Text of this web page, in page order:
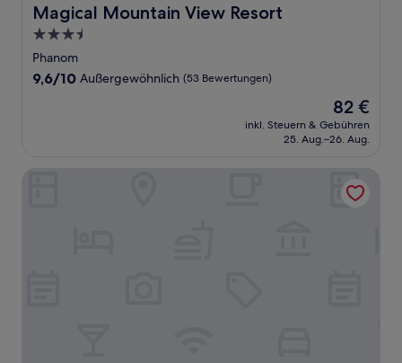
Magical Mountain View Resort
Magical Mountain View Resort
3.5-
Sterne-
Unterkunft
Phanom
9.6
9,6/10 Außergewöhnlich (53 Bewertungen)
Der
Preis
beträgt
82 €
inkl. Steuern & Gebühren
25. Aug.–26. Aug.